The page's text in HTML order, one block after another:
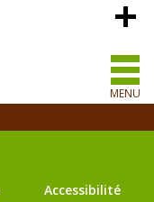
MENU
Accessibilité